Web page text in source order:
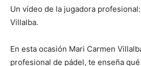
Un vídeo de la jugadora
Villalba.
En esta ocasión Mari Carmen
profesional de pádel, te enseña